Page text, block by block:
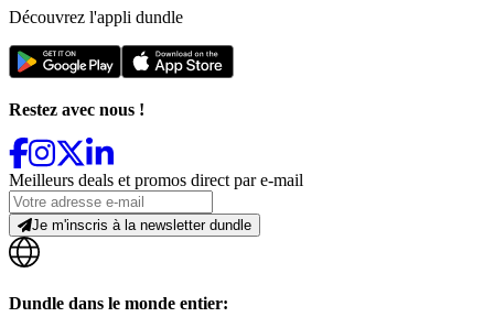
Découvrez l'appli dundle
Restez avec nous !
Meilleurs deals et promos direct par e-mail
Je m'inscris à la newsletter dundle
Dundle dans le monde entier: